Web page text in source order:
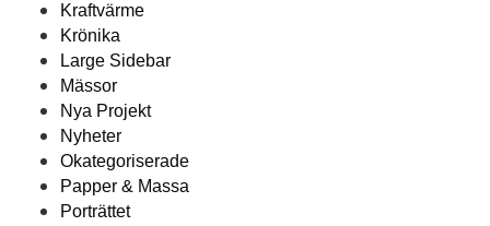
Kraftvärme
Krönika
Large Sidebar
Mässor
Nya Projekt
Nyheter
Okategoriserade
Papper & Massa
Porträttet